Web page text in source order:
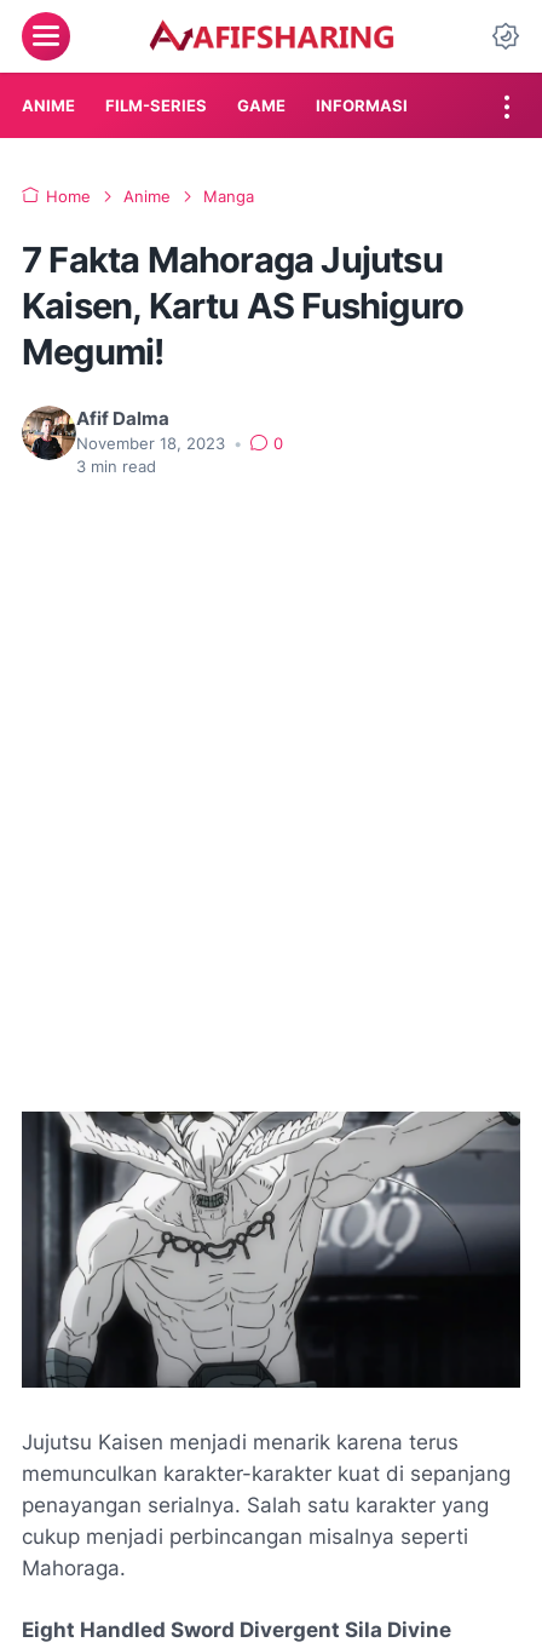
Menu
ANIME FILM-SERIES GAME INFORMASI
Home Anime Manga
7 Fakta Mahoraga Jujutsu
Kaisen, Kartu AS Fushiguro
Megumi!
Afif Dalma
November 18, 2023 •
0
3 min read
Jujutsu Kaisen menjadi menarik karena terus
memunculkan karakter-karakter kuat di sepanjang
penayangan serialnya. Salah satu karakter yang
cukup menjadi perbincangan misalnya seperti
Mahoraga.
Eight Handled Sword Divergent Sila Divine